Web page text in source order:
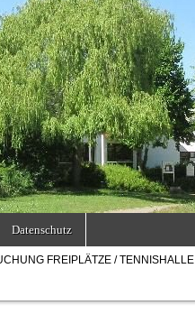
Datenschutz
FREIPLÄTZE / TENNISHALLE